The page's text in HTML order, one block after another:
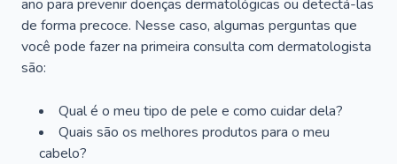
ano para prevenir doenças dermatológicas ou detectá-las
de forma precoce. Nesse caso, algumas perguntas que
você pode fazer na primeira consulta com dermatologista
são:
Qual é o meu tipo de pele e como cuidar dela?
Quais são os melhores produtos para o meu
cabelo?